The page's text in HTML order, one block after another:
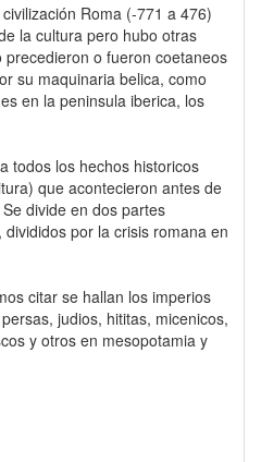
Roma (-771 a 476)
la cultura pero hubo otras
o fueron coetaneos
su maquinaria belica, como
en la peninsula iberica, los
todos los hechos historicos
que acontecieron antes de
divide en dos partes
por la crisis romana en
citar se hallan los imperios
judios, hititas, micenicos,
y otros en mesopotamia y